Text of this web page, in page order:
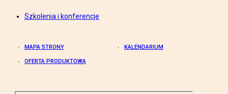
Szkolenia i konferencje
MAPA STRONY KALENDARIUM
OFERTA PRODUKTOWA